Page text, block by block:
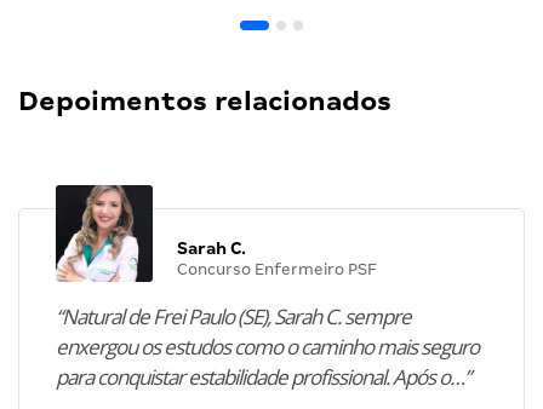
Depoimentos relacionados
Sarah C.
Concurso Enfermeiro PSF
“Natural de Frei Paulo (SE), Sarah C. sempre
enxergou os estudos como o caminho mais seguro
para conquistar estabilidade profissional. Após o…”